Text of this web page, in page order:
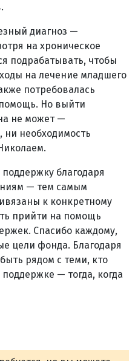
диагноз —
на хроническое
подрабатывать, чтобы
на лечение младшего
потребовалась
Но выйти
не может —
ни необходимость
благодаря
— тем самым
к конкретному
прийти на помощь
Спасибо каждому,
цели фонда. Благодаря
рядом с теми, кто
— тогда, когда